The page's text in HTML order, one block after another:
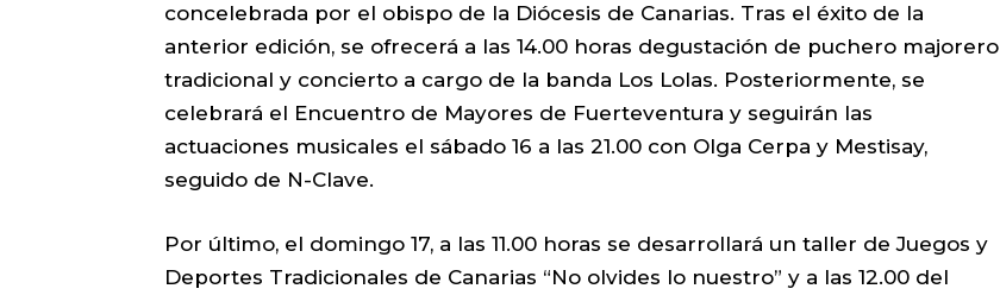
concelebrada por el obispo de la Diócesis de Canarias. Tras el éxito de la
anterior edición, se ofrecerá a las 14.00 horas degustación de puchero majorero
tradicional y concierto a cargo de la banda Los Lolas. Posteriormente, se
celebrará el Encuentro de Mayores de Fuerteventura y seguirán las
actuaciones musicales el sábado 16 a las 21.00 con Olga Cerpa y Mestisay,
seguido de N-Clave.
Por último, el domingo 17, a las 11.00 horas se desarrollará un taller de Juegos y
Deportes Tradicionales de Canarias “No olvides lo nuestro” y a las 12.00 del